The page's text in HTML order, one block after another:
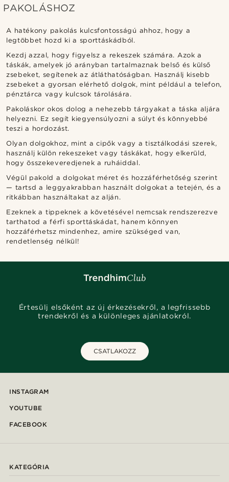
PAKOLÁSHOZ
A hatékony pakolás kulcsfontosságú ahhoz, hogy a
legtöbbet hozd ki a sporttáskádból.
Kezdj azzal, hogy figyelsz a rekeszek számára. Azok a
táskák, amelyek jó arányban tartalmaznak belső és külső
zsebeket, segítenek az átláthatóságban. Használj kisebb
zsebeket a gyorsan elérhető dolgok, mint például a telefon,
pénztárca vagy kulcsok tárolására.
Pakoláskor okos dolog a nehezebb tárgyakat a táska aljára
helyezni. Ez segít kiegyensúlyozni a súlyt és könnyebbé
teszi a hordozást.
Olyan dolgokhoz, mint a cipők vagy a tisztálkodási szerek,
használj külön rekeszeket vagy táskákat, hogy elkerüld,
hogy összekeveredjenek a ruháiddal.
Végül pakold a dolgokat méret és hozzáférhetőség szerint
— tartsd a leggyakrabban használt dolgokat a tetején, és a
ritkábban használtakat az alján.
Ezeknek a tippeknek a követésével nemcsak rendszerezve
tarthatod a férfi sporttáskádat, hanem könnyen
hozzáférhetsz mindenhez, amire szükséged van,
rendetlenség nélkül!
Értesülj elsőként az új érkezésekről, a legfrissebb
trendekről és a különleges ajánlatokról.
CSATLAKOZZ
INSTAGRAM
YOUTUBE
FACEBOOK
KATEGÓRIA